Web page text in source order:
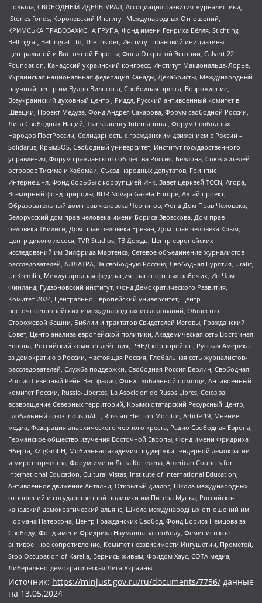
Польша, СВОБОДНЫЙ ИДЕЛЬ-УРАЛ, Ассоциация развития журналистики,
IStories fonds, Королевский Институт Международных Отношений,
КРИМСЬКА ПРАВОЗАХИСНА ГРУПА, Фонд имени Генриха Бёлля, Stichting
Bellingcat, Bellingcat Ltd, The Insider, Институт правовой инициативы
Центральной и Восточной Европы, Фонд Открытой Эстонии, Calvert 22
Foundation, Канадский украинский конгресс, Институт Макдональда-Лорье,
Украинская национальная федерация Канады, Декабристы, Международный
научный центр им Вудро Вильсона, Свободная пресса, Возрождение,
Всеукраинский духовный центр , Риддл, Русский антивоенный комитет в
Швеции, Проект Медуза, Фонд Андрея Сахарова, Форум свободной России,
Лига Свободных Наций, Transparеncy International, Форум Свободных
Народов ПостРоссии, Солидарность с гражданским движением в России –
Solidarus, КрымSOS, Свободный университет, Институт государственного
управления, Форум гражданского общества Россия, Беллона, Союз жителей
островов Тисима и Хабомаи, Съезд народных депутатов, Гринпис
Интернешнл, Фонд борьбы с коррупцией Инк, Завет церквей TCCN, Агора,
Всемирный фонд природы, BDR Novaja Gazeta-Europe, Алтай проект,
Образовательный дом прав человека Чернигов, Фонд Дом Прав Человека,
Белорусский дом прав человека имени Бориса Звозскова, Дом прав
человека Тбилиси, Дом прав человека Ереван, Дом прав человека Крым,
Центр дикого лосося, TVR Studios, ТВ Дождь, Центр европейских
исследований им Вилфрида Мартенса, Сетевое объединение журналистов
расследователей, АЛЛАТРА, За свободную Россию, Свободная Бурятия, Uralic,
UnKremlin, Международная федерация транспортных рабочих, ИстЧам
Финланд, Гудзоновский институт, Фонд Демократического Развития,
Комитет-2024, Центрально-Европейский университет, Центр
восточноевропейских и международных исследований, Общество
Сторожевой башни, Библии и трактатов Свидетелей Иеговы, Гражданский
Совет, Центр анализа европейской политики, Академическая сеть Восточная
Европа, Российский комитет действия, РЭНД корпорейшн, Русская Америка
за демократию в России, Настоящая Россия, Глобальная сеть журналистов-
расследователей, Служба поддержки, Свободная Россия Берлин, Свободная
Россия Северный Рейн-Вестфалия, Фонд глобальной помощи, Антивоенный
комитет России, Russie-Libertes, La Asocicion de Rusos Libres, Союз за
возвращение Северных территорий, Крымскотатарский Ресурсный Центр,
Глобальный союз IndustriALL, Russian Election Monitor, Article 19, Мнение
медиа, Федерация анархического черного креста, Радио Свободная Европа,
Германское общество изучения Восточной Европы, Фонд имени Фридриха
Эберта, XZ gGmbH, Мобильная академия поддержки гендерной демократии
и миротворчества, Форум имени Льва Копелева, American Councils for
International Education, Cultural Vistas, Institute of International Education,
Антивоенное движение Антальи, Открытый диалог, Школа международных
отношений и государственной политики им Питера Мунка, Российско-
канадский демократический альянс, Школа международных отношений им
Нормана Патерсона, Центр Гражданских Свобод, Фонд Бориса Немцова за
Свободу, Фонд имени Фридриха Науманна за свободу, Феминистское
антивоенное сопротивление, Комитет независимости Ингушетии, Прометей,
Stop Occupation of Karelia, Вернись живым, Фридом Хаус, СОТА медиа,
Либерально-демократическая Лига Украины
Источник: https://minjust.gov.ru/ru/documents/7756/ данные
на 13.05.2024